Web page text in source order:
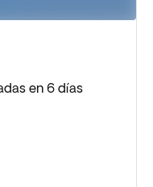
en 6 días